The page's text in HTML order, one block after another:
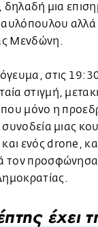
δηλαδή μια
αλλά
Μενδώνη.
στις
στιγμή,
μόνο η
μιας
ενός drone,
τον
έχει